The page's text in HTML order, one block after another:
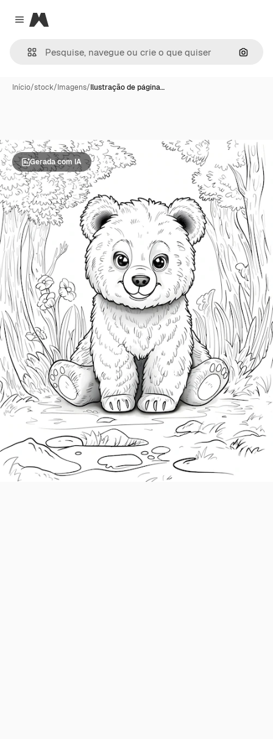
Close menu
Magnific
Início/stock/Imagens/Ilustração de página…
Gerada com IA